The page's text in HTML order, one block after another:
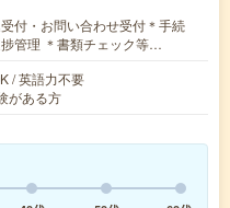
付・お問い合わせ受付＊手続
管理 ＊書類チェック等…
/ 英語力不要
がある方